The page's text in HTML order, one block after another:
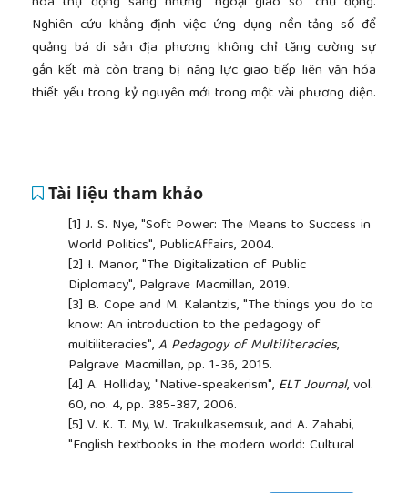
Nghiên cứu khẳng định việc ứng dụng nền tảng số để
quảng bá di sản địa phương không chỉ tăng cường sự
gắn kết mà còn trang bị năng lực giao tiếp liên văn hóa
thiết yếu trong kỷ nguyên mới trong một vài phương diện.
Tài liệu tham khảo
[1] J. S. Nye, "Soft Power: The Means to Success in
World Politics", PublicAffairs, 2004.
[2] I. Manor, "The Digitalization of Public
Diplomacy", Palgrave Macmillan, 2019.
[3] B. Cope and M. Kalantzis, "The things you do to
know: An introduction to the pedagogy of
multiliteracies",A Pedagogy of Multiliteracies,
Palgrave Macmillan, pp. 1-36, 2015.
[4] A. Holliday, "Native-speakerism", ELT Journal, vol.
60, no. 4, pp. 385-387, 2006.
[5] V. K. T. My, W. Trakulkasemsuk, and A. Zahabi,
"English textbooks in the modern world: Cultural